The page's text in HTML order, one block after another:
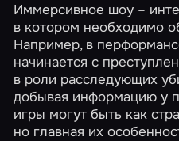
Иммерсивное шоу –
в котором необходимо
Например, в
начинается с
в роли расследующих
добывая информацию у
игры могут быть как
но главная их